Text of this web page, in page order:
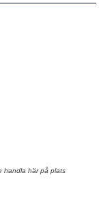
handla här på plats